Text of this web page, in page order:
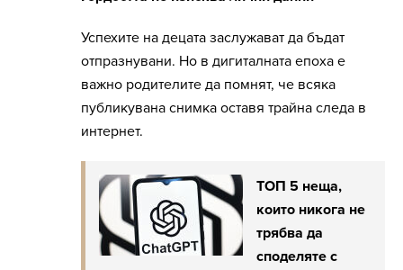
Успехите на децата заслужават да бъдат
отпразнувани. Но в дигиталната епоха е
важно родителите да помнят, че всяка
публикувана снимка оставя трайна следа в
интернет.
ТОП 5 неща,
които никога не
трябва да
споделяте с